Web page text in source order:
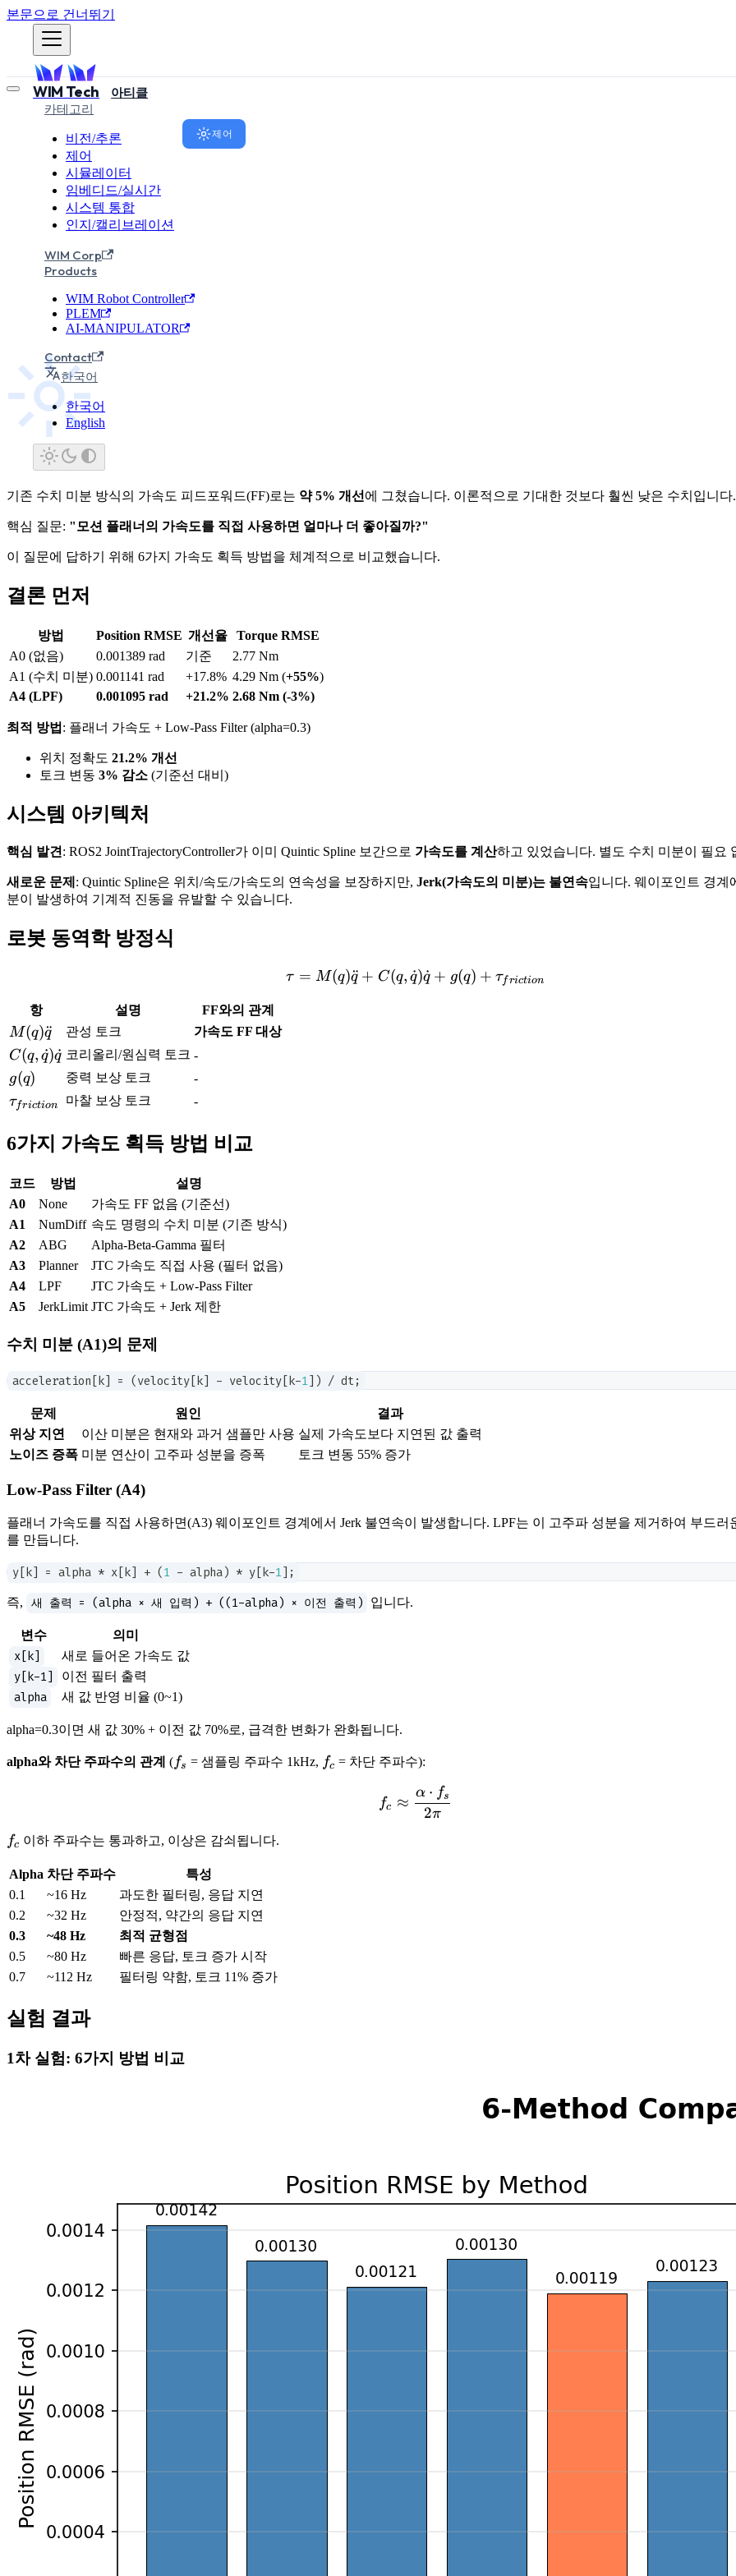
본문으로 건너뛰기
WIM Tech
아티클
카테고리
비전/추론
제어
시뮬레이터
임베디드/실시간
시스템 통합
인지/캘리브레이션
WIM Corp
Products
WIM Robot Controller
PLEM
AI-MANIPULATOR
Contact
한국어
한국어
English
제어
가속도 + LPF 조합으로 위치 RMSE 21.2% 개선과 토크 안정성을 동시에 달성했습니다.
기존 수치 미분 방식의 가속도 피드포워드(FF)로는 약 5% 개선 에 그쳤습니다. 이론적으로 기대한 것보다 훨씬 낮은 수치입니다.
핵심 질문: "모션 플래너의 가속도를 직접 사용하면 얼마나 더 좋아질까?"
이 질문에 답하기 위해 6가지 가속도 획득 방법을 체계적으로 비교했습니다.
결론 먼저
방법 Position RMSE 개선율
Torque RMSE
A0 (없음)
0.001389 rad 기준
2.77 Nm
A1 (수치 미분) 0.001141 rad +17.8% 4.29 Nm (+55%)
A4 (LPF)
0.001095 rad +21.2% 2.68 Nm (-3%)
최적 방법 : 플래너 가속도 + Low-Pass Filter (alpha=0.3)
위치 정확도 21.2% 개선
토크 변동 3% 감소 (기준선 대비)
시스템 아키텍처
핵심 발견 : ROS2 JointTrajectoryController가 이미 Quintic Spline 보간으로 가속도를 계산하고 있었습니다. 별도 수치 미분이 필요
새로운 문제 : Quintic Spline은 위치/속도/가속도의 연속성을 보장하지만, Jerk(가속도의 미분)는 불연속입니다. 웨이포인트 경계
분이 발생하여 기계적 진동을 유발할 수 있습니다.
로봇 동역학 방정식
\tau = M(q)\ddot{q} + C(q, \dot{q})\dot{q}
τ = M(q)q
¨ + C(q, q
˙)q
˙ + g(q) + τfriction
항 설명 FF와의 관계
M(q)\ddot{q}
M(q)q
¨ 관성 토크 가속도 FF 대상
C(q,
\dot{q})\dot{q}
C(q, q
˙)q
˙ 코리올리/원심력 토크 -
g(q)
g(q) 중력 보상 토크 -
\tau_{friction}
τfriction 마찰 보상 토크 -
6가지 가속도 획득 방법 비교
코드 방법
설명
A0
None
가속도 FF 없음 (기준선)
A1
NumDiff 속도 명령의 수치 미분 (기존 방식)
A2
ABG
Alpha-Beta-Gamma 필터
A3
Planner
JTC 가속도 직접 사용 (필터 없음)
A4
LPF
JTC 가속도 + Low-Pass Filter
A5
JerkLimit JTC 가속도 + Jerk 제한
수치 미분 (A1)의 문제
acceleration [k] = (velocity[k] - velocity[k-1] ) / dt ;
문제 원인
결과
위상 지연
이산 미분은 현재와 과거 샘플만 사용 실제 가속도보다 지연된 값 출력
노이즈 증폭 미분 연산이 고주파 성분을 증폭 토크 변동 55% 증가
Low-Pass Filter (A4)
플래너 가속도를 직접 사용하면(A3) 웨이포인트 경계에서 Jerk 불연속이 발생합니다. LPF는 이 고주파 성분을 제거하여 부드러
를 만듭니다.
y[k] = alpha * x[k] + (1 - alpha) * y[k-1] ;
즉, 새 출력 = (alpha × 새 입력) + ((1-alpha) × 이전 출력) 입니다.
변수 의미
x[k] 새로 들어온 가속도 값
y[k-1] 이전 필터 출력
alpha 새 값 반영 비율 (0~1)
alpha=0.3이면 새 값 30% + 이전 값 70%로, 급격한 변화가 완화됩니다.
alpha와 차단 주파수의 관계 (f_s
fs = 샘플링 주파수 1kHz, f_c
fc = 차단 주파수):
f_c \approx \frac{\alpha \cdot f_s}{2\pi}
fc ≈
2π
α ⋅ fs
f_c
fc 이하 주파수는 통과하고, 이상은 감쇠됩니다.
Alpha 차단 주파수
특성
0.1
~16 Hz
과도한 필터링, 응답 지연
0.2
~32 Hz
안정적, 약간의 응답 지연
0.3
~48 Hz
최적 균형점
0.5
~80 Hz
빠른 응답, 토크 증가 시작
0.7
~112 Hz 필터링 약함, 토크 11% 증가
실험 결과
1차 실험: 6가지 방법 비교